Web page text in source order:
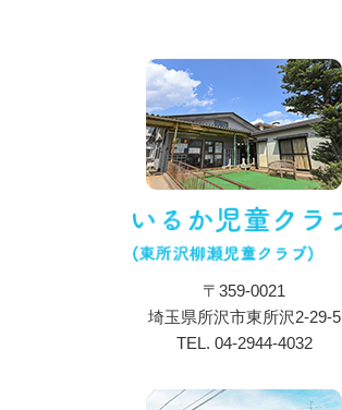
特色・教育内容
施設について
保育目標・コンセプト
施設・設備紹介
アクセス
〒359-0021
埼玉県所沢市東所沢2-29-5
TEL. 04-2944-4032